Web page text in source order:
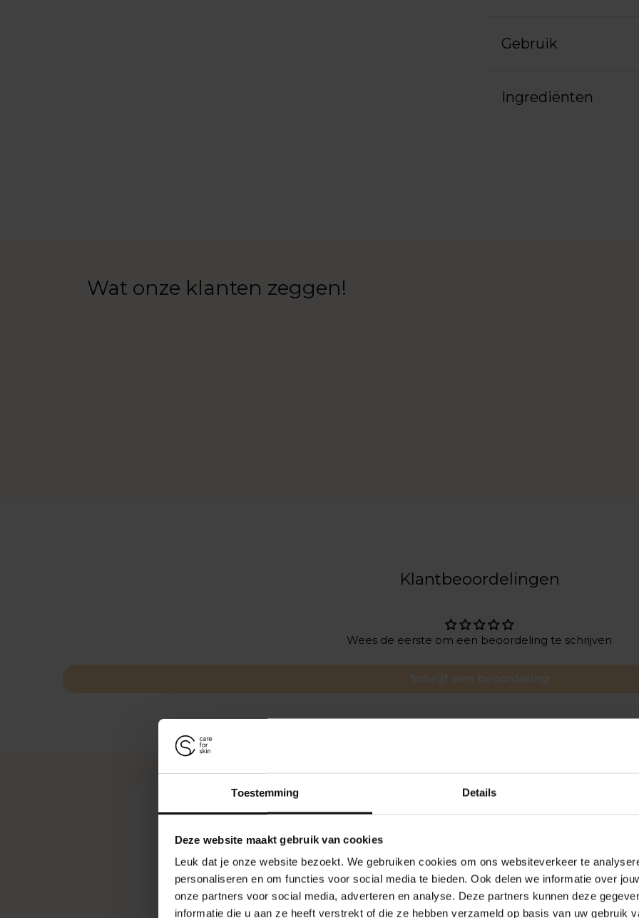
Toestemming Details
Deze website maakt gebruik van cookies
Leuk dat je onze website bezoekt. We gebruiken cookies om ons websiteverkeer te
personaliseren en om functies voor social media te bieden. Ook delen we informatie over
onze partners voor social media, adverteren en analyse. Deze partners kunnen deze
informatie die u aan ze heeft verstrekt of die ze hebben verzameld op basis van uw gebruik
Gebruik
Ingrediënten
Wat onze klanten zeggen!
Klantbeoordelingen
Wees de eerste om een beoordeling te schrijven
VEELGESTELDE
Deze haarolie is geschikt voor alle haartypes, met name na
zout water.
Hoe gebruik ik de Comfort Zone Sun Soul Nourishing Hair